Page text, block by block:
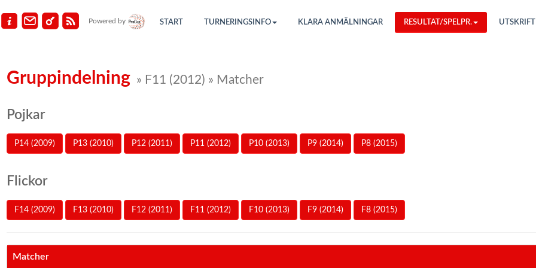
Powered by START TURNERINGSINFO KLARA ANMÄLNINGAR RESULTAT/SPELPR.
Gruppindelning » F11 (2012) » Matcher
Pojkar
P14 (2009) P13 (2010) P12 (2011) P11 (2012) P10 (2013) P9 (2014) P8 (2015)
Flickor
F14 (2009) F13 (2010) F12 (2011) F11 (2012) F10 (2013) F9 (2014) F8 (2015)
Matcher